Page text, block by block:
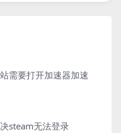
需要打开加速器加速
steam无法登录